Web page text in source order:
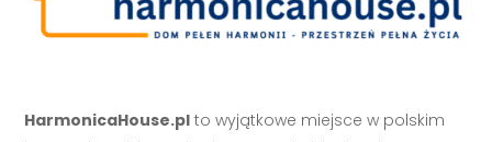
HarmonicaHouse.pl to wyjątkowe miejsce w polskim